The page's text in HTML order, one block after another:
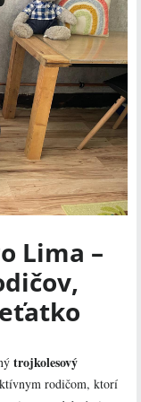
Lima –
trojkolesový
rodičom, ktorí